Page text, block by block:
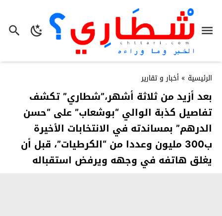
الرئيسية » أخبار و تقارير
بعد أزيد من ثلاثة أشهر،”شطاري” تكشف
تفاصيل كذبة الوالي “بوشعاب” على “حسن
الدرهم” بمساندته في الانتخابات الأخيرة
ب300 مليون وعددا من “الكرطيات”، قبل أن
يغلق هاتفه في وجهه ويرفض استقباله